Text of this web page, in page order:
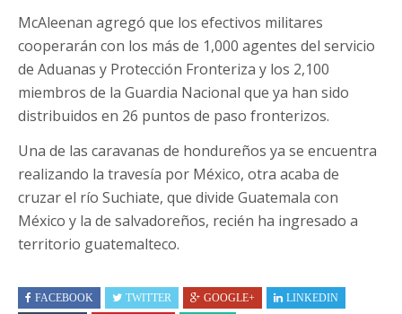
McAleenan agregó que los efectivos militares
cooperarán con los más de 1,000 agentes del servicio
de Aduanas y Protección Fronteriza y los 2,100
miembros de la Guardia Nacional que ya han sido
distribuidos en 26 puntos de paso fronterizos.
Una de las caravanas de hondureños ya se encuentra
realizando la travesía por México, otra acaba de
cruzar el río Suchiate, que divide Guatemala con
México y la de salvadoreños, recién ha ingresado a
territorio guatemalteco.
FACEBOOK TWITTER GOOGLE+ LINKEDIN